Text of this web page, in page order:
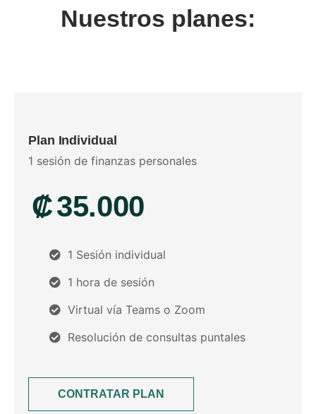
Nuestros planes:
Plan Individual
1 sesión de finanzas personales
₡35.000
1 Sesión individual
1 hora de sesión
Virtual vía Teams o Zoom
Resolución de consultas puntales
CONTRATAR PLAN